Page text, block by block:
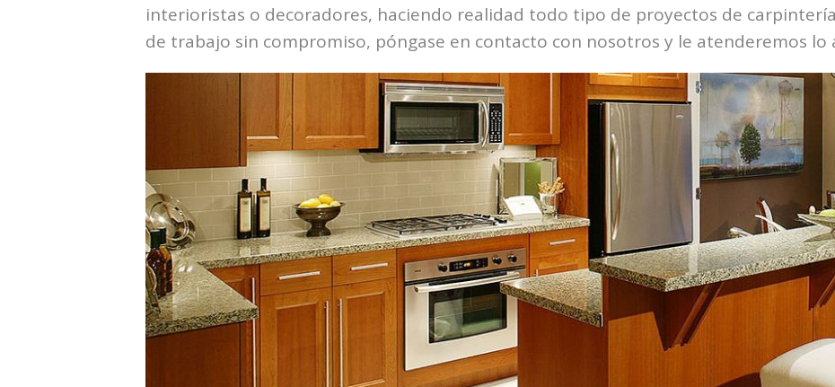
interioristas o decoradores, haciendo realidad todo tipo de proyectos de
de trabajo sin compromiso, póngase en contacto con nosotros y le atenderemos lo